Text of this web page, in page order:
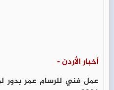
أخبار الأردن -
عمل فني للرسام عمر بدور